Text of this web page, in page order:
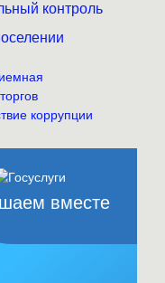
контроль
коррупции
вместе